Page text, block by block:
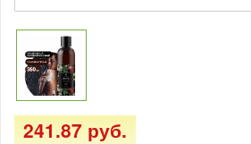
241.87 руб.